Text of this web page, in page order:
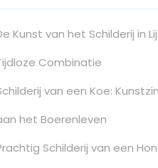
Kunst van het Schilderij in
Combinatie
van een Koe:
het Boerenleven
Schilderij van een